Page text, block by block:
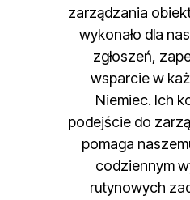
zarządzania
wykonało dla
zgłoszeń,
wsparcie w
Niemiec. Ich
podejście do
pomaga
codziennym
rutynowych